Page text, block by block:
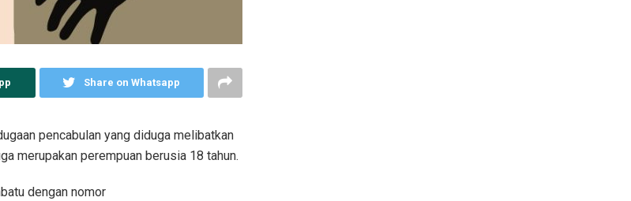
Share on Whatsapp
pencabulan yang diduga melibatkan
merupakan perempuan berusia 18 tahun.
dengan nomor